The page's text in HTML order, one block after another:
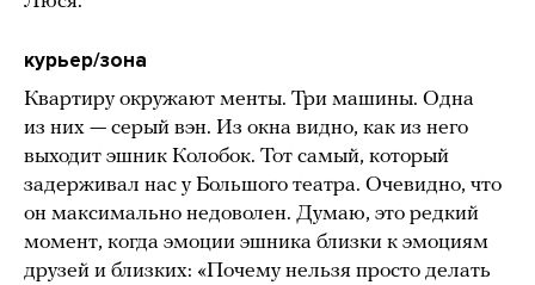
курьер/зона
Квартиру окружают менты. Три машины. Одна
из них — серый вэн. Из окна видно, как из него
выходит эшник Колобок. Тот самый, который
задерживал нас у Большого театра. Очевидно, что
он максимально недоволен. Думаю, это редкий
момент, когда эмоции эшника близки к эмоциям
друзей и близких: «Почему нельзя просто делать